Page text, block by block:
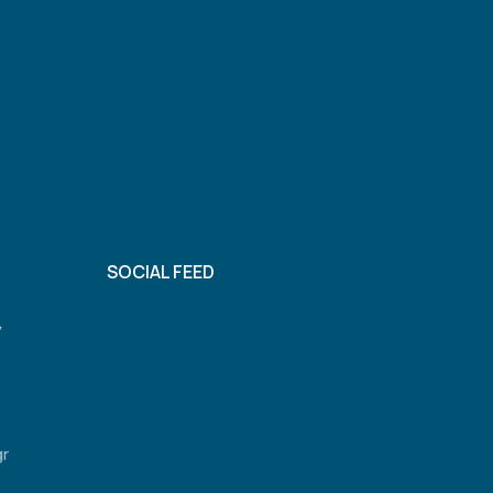
SOCIAL FEED